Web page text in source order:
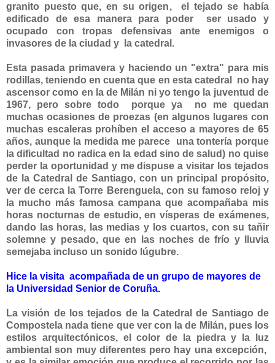
granito puesto que, en su origen, el tejado se había
edificado de esa manera para poder ser usado y
ocupado con tropas defensivas ante enemigos o
invasores de la ciudad y la catedral.
Esta pasada primavera y haciendo un "extra" para mis
rodillas, teniendo en cuenta que en esta catedral no hay
ascensor como en la de Milán ni yo tengo la juventud de
1967, pero sobre todo porque ya no me quedan
muchas ocasiones de proezas (en algunos lugares con
muchas escaleras prohíben el acceso a mayores de 65
años, aunque la medida me parece una tontería porque
la dificultad no radica en la edad sino de salud) no quise
perder la oportunidad y me dispuse a visitar los tejados
de la Catedral de Santiago, con un principal propósito,
ver de cerca la Torre Berenguela, con su famoso reloj y
la mucho más famosa campana que acompañaba mis
horas nocturnas de estudio, en vísperas de exámenes,
dando las horas, las medias y los cuartos, con su tañir
solemne y pesado, que en las noches de frío y lluvia
semejaba incluso un sonido lúgubre.
Hice la visita acompañada de un grupo de mayores de
la Universidad Senior de Coruña.
La visión de los tejados de la Catedral de Santiago de
Compostela nada tiene que ver con la de Milán, pues los
estilos arquitectónicos, el color de la piedra y la luz
ambiental son muy diferentes pero hay una excepción,